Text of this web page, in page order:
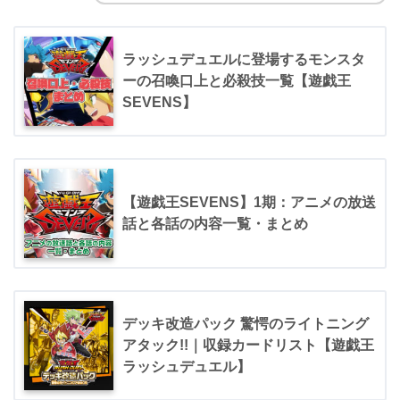
ラッシュデュエルに登場するモンスタ
ーの召喚口上と必殺技一覧【遊戯王
SEVENS】
【遊戯王SEVENS】1期：アニメの放送
話と各話の内容一覧・まとめ
デッキ改造パック 驚愕のライトニング
アタック!!｜収録カードリスト【遊戯王
ラッシュデュエル】